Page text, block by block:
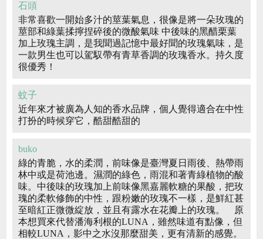
石頭
非常喜歡一開始多汁的莖葉氣息，很像是將一朵玫瑰的
莖部和綠葉揉擰捏碎後的微酸氣味 中後味的黑醋栗葉
加上玫瑰主調，是我聞過記憶中最好聞的玫瑰氣味，是
一款男生也可以駕馭帶有青草香調的玫瑰香水。持久度
很優秀！
蚊子
近年來才被廣為人知的香水品牌，個人覺得適合在中性
打扮的時候穿它，酷甜酷甜的
buko
綠的青脆，水的柔潤，前味像是臺灣夏日雨後、熱帶雨
林中或是荷池邊。濕潤的綠色，雨混和著青綠植物的酸
味。中後味的玫瑰加上前味像黑嘉麗軟糖的果酸，把玫
瑰的柔軟修飾的中性，跟粉嫩的玫瑰不一樣，是鮮紅甚
至暗紅正微微綻放，並且有露水在花瓣上的玫瑰。 原
本想買來代替潘海利根的LUNA，雖然味道有點像，但
相較LUNA，影中之水沒那麼甜美，更有清新的感覺。